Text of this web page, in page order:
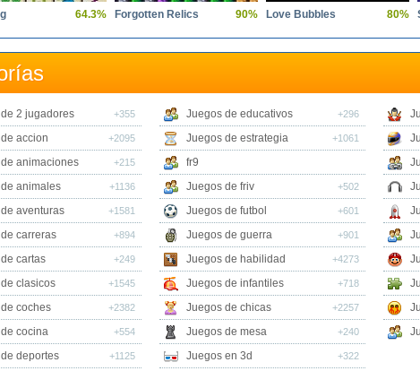
64.3% Forgotten Relics 90% Love Bubbles 80%
2 jugadores +355
accion +2095
animaciones +215
animales +1136
aventuras +1581
carreras +894
cartas +249
clasicos +1545
coches +2382
cocina +554
deportes +1125
Juegos de educativos +296
Juegos de estrategia +1061
fr9
Juegos de friv
+502
Juegos de futbol +601
Juegos de guerra +901
Juegos de habilidad +4273
Juegos de infantiles +718
Juegos de chicas +2257
Juegos de mesa +240
Juegos en 3d +322